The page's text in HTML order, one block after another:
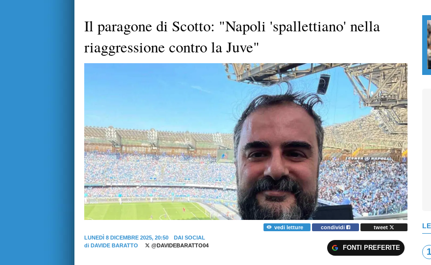
Il paragone di Scotto: "Napoli 'spallettiano' nella
riaggressione contro la Juve"
vedi letture condividi
tweet
LUNEDÌ 8 DICEMBRE 2025, 20:50
DAI SOCIAL
di DAVIDE BARATTO @DAVIDEBARATTO04 FONTI PREFERITE 1